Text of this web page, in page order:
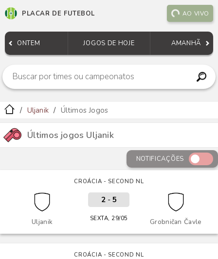
PLACAR DE FUTEBOL AO VIVO
ONTEM JOGOS DE HOJE AMANHÃ
Uljanik Últimos Jogos
Últimos jogos Uljanik
NOTIFICAÇÕES
CROÁCIA - SECOND NL
Uljanik Grobničan Čavle
2- 5
SEXTA, 29/05
CROÁCIA - SECOND NL